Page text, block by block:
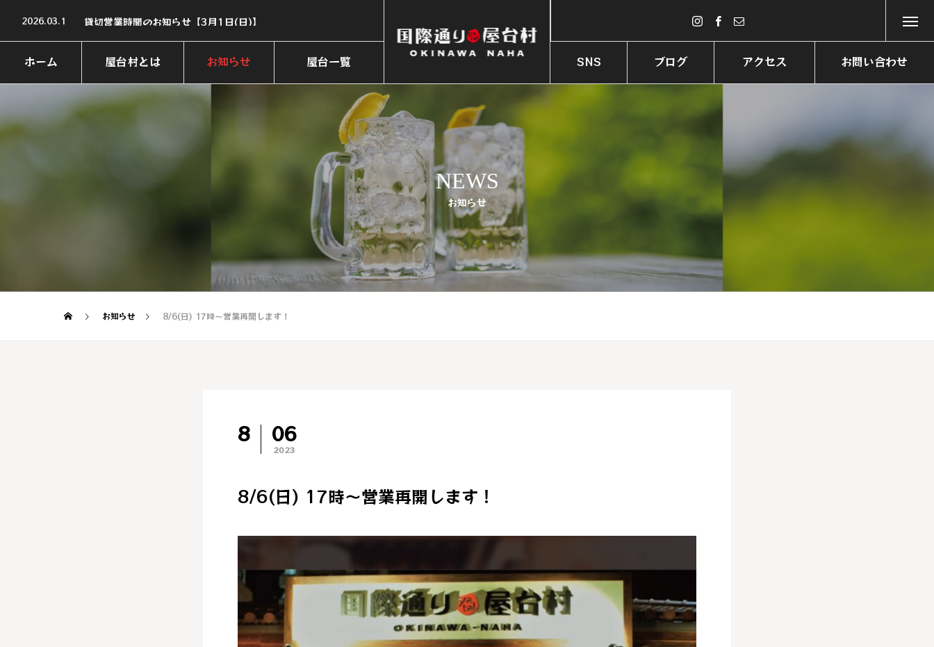
ホーム 屋台村とは お知らせ 屋台一覧 SNS ブログ アクセス お問い合わせ
2026.03.1 貸切営業時間のお知らせ【3月1日(日)】
2025.11.26 11/26(水)村休日のお知らせ
【2025-2026】年末年始営業のお知らせ
2026.06.20 貸切営業時間のお知らせ【6月28日(日),6月30日(火)】
NEWS
お知らせ
お知らせ 8/6(日) 17時～営業再開します！
8 06
2023
8/6(日) 17時～営業再開します！